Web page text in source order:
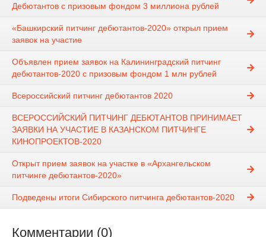
Дебютантов с призовым фондом 3 миллиона рублей
«Башкирский питчинг дебютантов-2020» открыл прием
заявок на участие
Объявлен прием заявок на Калининградский питчинг
дебютантов-2020 с призовым фондом 1 млн рублей
Всероссийский питчинг дебютантов 2020
ВСЕРОССИЙСКИЙ ПИТЧИНГ ДЕБЮТАНТОВ ПРИНИМАЕТ
ЗАЯВКИ НА УЧАСТИЕ В КАЗАНСКОМ ПИТЧИНГЕ
КИНОПРОЕКТОВ-2020
Открыт прием заявок на участке в «Архангельском
питчинге дебютантов-2020»
Подведены итоги Сибирского питчинга дебютантов-2020
Комментарии (0)